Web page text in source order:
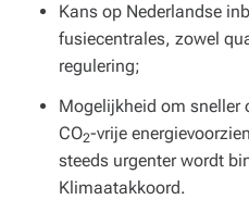
Kans op Nederlandse
fusiecentrales, zowel
regulering;
Mogelijkheid om sneller
CO2-vrije
steeds urgenter wordt
Klimaatakkoord.